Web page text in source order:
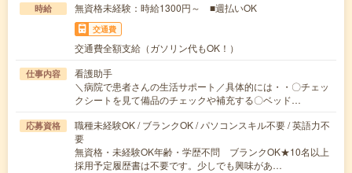
時給 無資格未経験：時給1300円～ ■週払いOK
交通費
交通費全額支給（ガソリン代もOK！）
仕事内容
看護助手
＼病院で患者さんの生活サポート／具体的には・・〇チェッ
クシートを見て備品のチェックや補充する〇ベッド…
応募資格
職種未経験OK / ブランクOK / パソコンスキル不要 / 英語力不
要
無資格・未経験OK年齢・学歴不問 ブランクOK★10名以上
採用予定履歴書は不要です。少しでも興味があ…